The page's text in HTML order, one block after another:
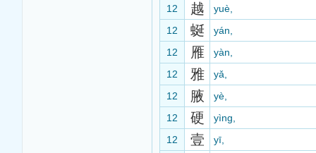
12
越
yuè,
12
蜒
yán,
12
雁
yàn,
12
雅
yǎ,
12
腋
yè,
12
硬
yìng,
12
壹
yī,